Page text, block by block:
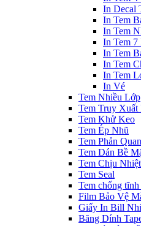
In Decal
In Tem
In Tem
In Tem 7
In Tem
In Tem
In Tem
In Vé
Tem Nhiều Lớp
Tem Truy Xuất
Tem Khử Keo
Tem Ép Nhũ
Tem Phản
Tem Dán Bề
Tem Chịu Nhiệt
Tem Seal
Tem chống tĩnh
Film Bảo Vệ
Giấy In Bill
Băng Dính